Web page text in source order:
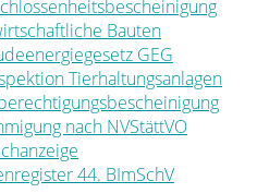
Bauten
GEG
Tierhaltungsanlagen
nach NVStättVO
44. BImSchV